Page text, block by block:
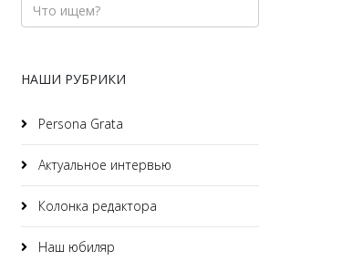
НАШИ РУБРИКИ
Persona Grata
Актуальное интервью
Колонка редактора
Наш юбиляр